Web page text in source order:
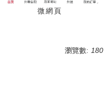
微網頁
瀏覽數: 180